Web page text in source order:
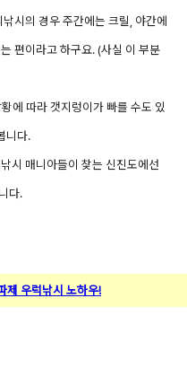
시의 경우 주간에는 크릴, 야간에
편이라고 하구요. (사실 이 부분
에 따라 갯지렁이가 빠를 수도 있
니다.
시 매니아들이 찾는 신진도에선
다.
제 우럭낚시 노하우!